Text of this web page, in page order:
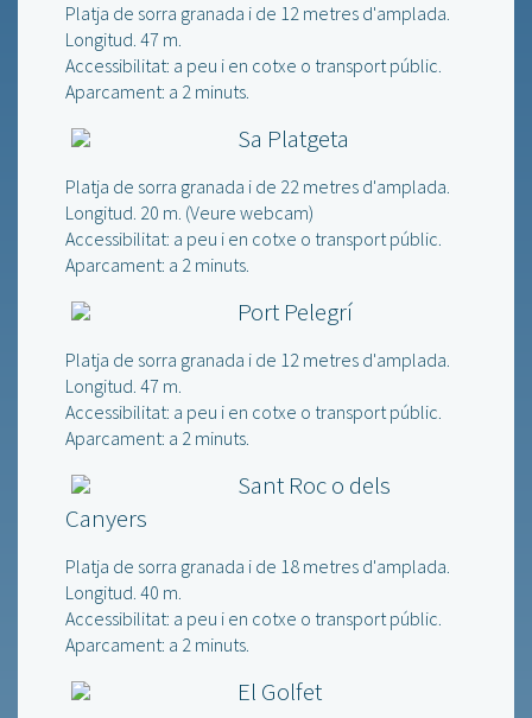
Platja de sorra granada i de 12 metres d'amplada.
Longitud. 47 m.
Accessibilitat: a peu i en cotxe o transport públic.
Aparcament: a 2 minuts.
Sa Platgeta
Platja de sorra granada i de 22 metres d'amplada.
Longitud. 20 m. (Veure webcam)
Accessibilitat: a peu i en cotxe o transport públic.
Aparcament: a 2 minuts.
Port Pelegrí
Platja de sorra granada i de 12 metres d'amplada.
Longitud. 47 m.
Accessibilitat: a peu i en cotxe o transport públic.
Aparcament: a 2 minuts.
Sant Roc o dels
Canyers
Platja de sorra granada i de 18 metres d'amplada.
Longitud. 40 m.
Accessibilitat: a peu i en cotxe o transport públic.
Aparcament: a 2 minuts.
El Golfet